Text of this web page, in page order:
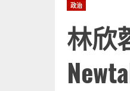
政治
林欣